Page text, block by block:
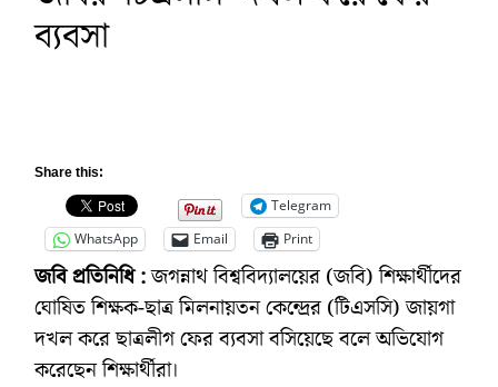
ব্যবসা
Share this:
Telegram
WhatsApp
Email Print
জবি প্রতিনিধি :জগন্নাথ বিশ্ববিদ্যালয়ের (জবি) শিক্ষার্থীদের
ঘোষিত শিক্ষক-ছাত্র মিলনায়তন কেন্দ্রের (টিএসসি) জায়গা
দখল করে ছাত্রলীগ ফের ব্যবসা বসিয়েছে বলে অভিযোগ
করেছেন শিক্ষার্থীরা।